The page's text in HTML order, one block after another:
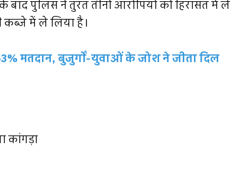
के बाद पुलिस ने तुरंत तीनों आरोपियों को हिरासत में ले
कब्जे में ले लिया है।
मतदान, बुजुर्गों-युवाओं के जोश ने जीता दिल
कांगड़ा